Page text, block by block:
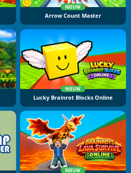
NIEUW
Arrow Count Master
NIEUW
Lucky Brainrot Blocks Online
NIEUW